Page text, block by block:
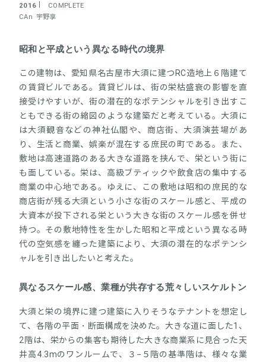
2016
COMPLETE
CAn 宇野享
昭和と平成という異なる時代の境界
この建物は、愛知県名古屋市大須に建つRC造地上６階建て
の賃貸ビルである。賃貸ビルは、街の栄枯盛衰の影響を直
接受けやすいが、街の潜在的なポテンシャルを引き出すこ
ともできる街の縮図のような建築だと考えている。大須に
は大須観音などの神社仏閣や、商店街、大須演芸場があ
り、生活と商業、娯楽が混在する庶民の町である。また、
敷地は高速道路のある大きな道路を挟んで、栄という街に
も面している。栄は、高級ブティックや飲食店の集中する
商業の中心地である。ゆえに、この敷地は昭和の庶民的な
商店街が残る大須という小さな街のスケール感と、平成の
大資本が投下される栄という大きな街のスケール感を併せ
持つ。その敷地特性を生かした昭和と平成という異なる時
代の空気感を纏った建築により、大須の潜在的なポテンシ
ャルを引き出したいと考えた。
異なるスケール感、業種が共存する荒々しいスケルトン
大須と栄の境界に建つ建築に入りそうなテナントを想定し
て、各階の平面・断面構成を決めた。大きな道に面した1、
2階は、栄からの集客も期待した大きな商業系に見合った天
井高4.3mのワンルームで、３−５階の基準階は、様々な業